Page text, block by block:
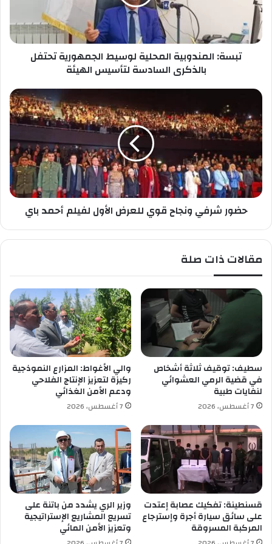
ل
خ
ا
ص
ا
ل
م
ن
ي
ا
ل
م
ح
ل
ي
ة
س
ط
ا
ج
ر
ة
ت
ح
ت
ف
ل
ب
ا
ل
ذ
ك
ر
ى
ا
تبسة: المندوبية المحلية لوسيط الجمهورية تحتفل
بالذكرى السادسة لتأسيس الهيئة
ح
و
ر
ش
ر
ف
ي
و
ا
ق
و
ي
ل
ض
ل
أ
و
ل
ل
ف
ي
ل
م
أ
ح
م
د
ب
حضور شرفي ونجاح قوي للعرض الأول لفيلم أحمد باي
مقالات ذات صلة
سطيف: توقيف ثلاثة أشخاص
في قضية الرمي العشوائي
لنفايات طبية
7 أغسطس، 2026
والي الأغواط: المزارع النموذجية
ركيزة لتعزيز الإنتاج الفلاحي
ودعم الأمن الغذائي
7 أغسطس، 2026
قسنطينة: تفكيك عصابة إعتدت
على سائق سيارة أجرة وإسترجاع
المركبة المسروقة
وزير الري يشدد من باتنة على
تسريع المشاريع الإستراتيجية
وتعزيز الأمن المائي